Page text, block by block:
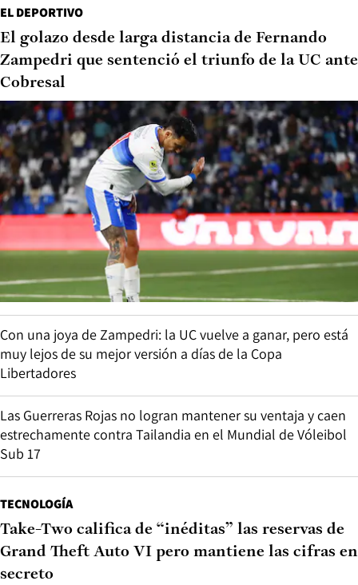
EL DEPORTIVO
El golazo desde larga distancia de Fernando
Zampedri que sentenció el triunfo de la UC ante
Cobresal
Con una joya de Zampedri: la UC vuelve a ganar, pero está
muy lejos de su mejor versión a días de la Copa
Libertadores
Las Guerreras Rojas no logran mantener su ventaja y caen
estrechamente contra Tailandia en el Mundial de Vóleibol
Sub 17
TECNOLOGÍA
Take-Two califica de “inéditas” las reservas de
Grand Theft Auto VI pero mantiene las cifras en
secreto